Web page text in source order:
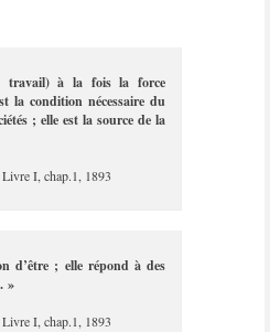
travail) à la fois la force
la condition nécessaire du
; elle est la source de la
I, chap.1, 1893
d’être ; elle répond à des
»
I, chap.1, 1893